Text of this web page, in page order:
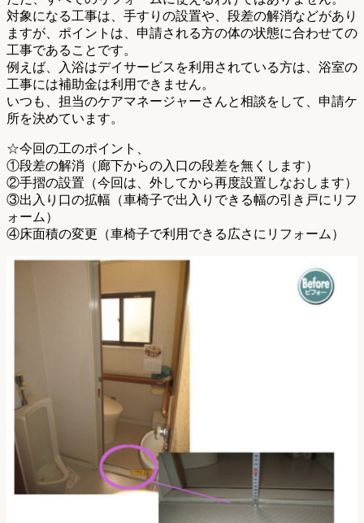
対象になる工事は、手すりの設置や、段差の解消などがあり
ますが、ポイントは、申請される方の体の状態に合わせての
工事であることです。
例えば、入浴はデイサービスを利用されている方は、浴室の
工事には補助金は利用できません。
いつも、担当のケアマネージャーさんと相談をして、申請ケ
所を決めています。
☆今回の工のポイント、
①段差の解消（廊下からの入口の段差を無くします）
②手摺の設置（今回は、外してから再度設置しなおします）
③出入り口の拡幅（車椅子で出入りできる幅の引き戸にリフ
ォーム）
④床面積の変更（車椅子で利用できる広さにリフォーム）